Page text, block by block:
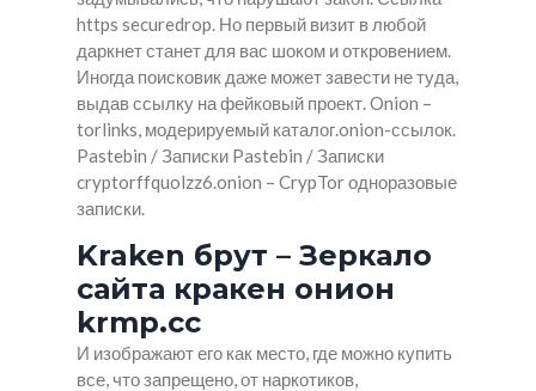
https securedrop. Но первый визит в любой
даркнет станет для вас шоком и откровением.
Иногда поисковик даже может завести не туда,
выдав ссылку на фейковый проект. Onion –
torlinks, модерируемый каталог.onion-ссылок.
Pastebin / Записки Pastebin / Записки
cryptorffquolzz6.onion – CrypTor одноразовые
записки.
Kraken брут – Зеркало
сайта кракен онион
krmp.cc
И изображают его как место, где можно купить
все, что запрещено, от наркотиков,